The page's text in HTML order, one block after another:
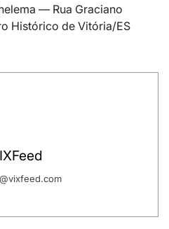
— Rua Graciano
Histórico de Vitória/ES